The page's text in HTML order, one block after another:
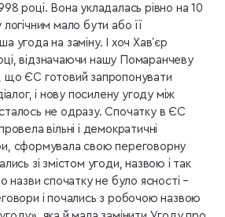
році. Вона укладалась рівно на 10
мало бути або її
угода на заміну. І хоч Хавʼєр
відзначаючи нашу Помаранчеву
що ЄС готовий запропонувати
і нову посилену угоду між
не одразу. Спочатку в ЄС
вільні і демократичні
сформувала свою переговорну
зі змістом угоди, назвою і так
назви спочатку не було ясності –
і почались з робочою назвою